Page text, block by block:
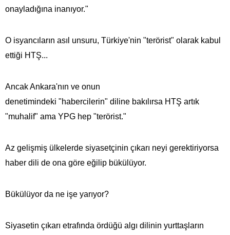
onayladığına inanıyor."
O isyancıların asıl unsuru, Türkiye'nin "terörist" olarak kabul
ettiği HTŞ...
Ancak Ankara'nın ve onun
denetimindeki "habercilerin" diline bakılırsa HTŞ artık
"muhalif" ama YPG hep "terörist."
Az gelişmiş ülkelerde siyasetçinin çıkarı neyi gerektiriyorsa
haber dili de ona göre eğilip bükülüyor.
Bükülüyor da ne işe yarıyor?
Siyasetin çıkarı etrafında ördüğü algı dilinin yurttaşların